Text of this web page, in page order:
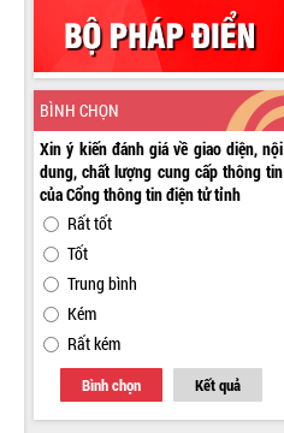
BÌNH CHỌN
Xin ý kiến đánh giá về giao diện, nội
dung, chất lượng cung cấp thông tin
của Cổng thông tin điện tử tỉnh
Rất tốt
Tốt
Trung bình
Kém
Rất kém
Bình chọn Kết quả